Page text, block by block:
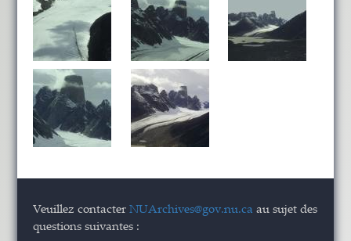
Veuillez contacterNUArchives@gov.nu.ca au sujet des
questions suivantes :